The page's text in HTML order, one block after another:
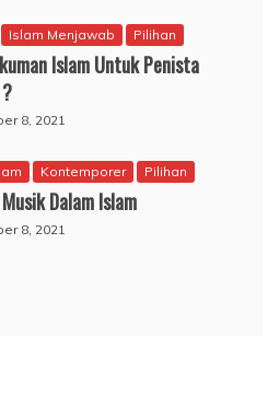
Islam Menjawab Pilihan
Islam Untuk Penista
8, 2021
Kontemporer Pilihan
Dalam Islam
8, 2021